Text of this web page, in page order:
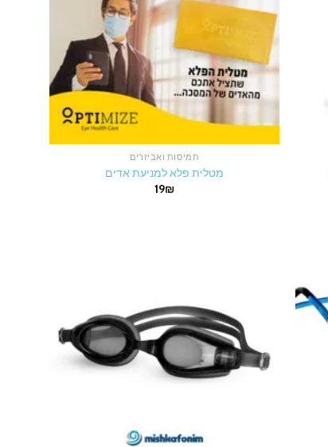
תמיסות ואביזרים
מטלית פלא למניעת אדים
19₪